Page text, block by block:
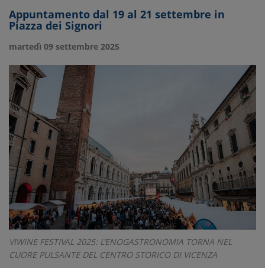
Appuntamento dal 19 al 21 settembre in
Piazza dei Signori
martedì 09 settembre 2025
VIWINE FESTIVAL 2025: L’ENOGASTRONOMIA TORNA NEL
CUORE PULSANTE DEL CENTRO STORICO DI VICENZA